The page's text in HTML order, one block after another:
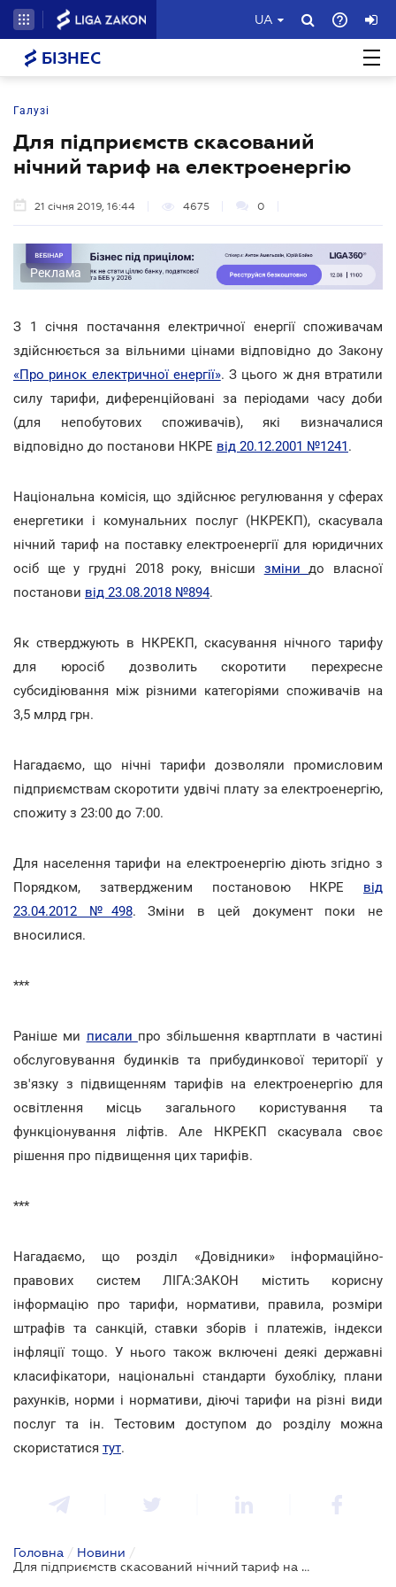
UA
БІЗНЕС
Галузі
Для підприємств скасований
нічний тариф на електроенергію
21 січня 2019, 16:44 4675 0
Реклама
З 1 січня постачання електричної енергії споживачам
здійснюється за вільними цінами відповідно до Закону
«Про ринок електричної енергії». З цього ж дня втратили
силу тарифи, диференційовані за періодами часу доби
(для непобутових споживачів), які визначалися
відповідно до постанови НКРЕ від 20.12.2001 №1241.
Національна комісія, що здійснює регулювання у сферах
енергетики і комунальних послуг (НКРЕКП), скасувала
нічний тариф на поставку електроенергії для юридичних
осіб ще у грудні 2018 року, внісши змінидо власної
постанови від 23.08.2018 №894.
Як стверджують в НКРЕКП, скасування нічного тарифу
для юросіб дозволить скоротити перехресне
субсидіювання між різними категоріями споживачів на
3,5 млрд грн.
Нагадаємо, що нічні тарифи дозволяли промисловим
підприємствам скоротити удвічі плату за електроенергію,
спожиту з 23:00 до 7:00.
Для населення тарифи на електроенергію діють згідно з
Порядком, затвердженим постановою НКРЕ від
23.04.2012 №498. Зміни в цей документ поки не
вносилися.
***
Раніше ми писали про збільшення квартплати в частині
обслуговування будинків та прибудинкової території у
зв'язку з підвищенням тарифів на електроенергію для
освітлення місць загального користування та
функціонування ліфтів. Але НКРЕКП скасувала своє
рішення про підвищення цих тарифів.
***
Нагадаємо, що розділ «Довідники» інформаційно-
правових систем ЛІГА:ЗАКОН містить корисну
інформацію про тарифи, нормативи, правила, розміри
штрафів та санкцій, ставки зборів і платежів, індекси
інфляції тощо. У нього також включені деякі державні
класифікатори, національні стандарти бухобліку, плани
рахунків, норми і нормативи, діючі тарифи на різні види
послуг та ін. Тестовим доступом до розділу можна
скористатися тут.
Головна / Новини /
Для підприємств скасований нічний тариф на електроенергію